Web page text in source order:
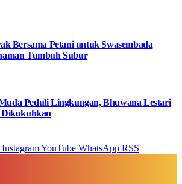
Bersama Petani untuk Swasembada
Tumbuh Subur
Peduli Lingkungan, Bhuwana Lestari
Dikukuhkan
InstagramYouTube WhatsApp RSS